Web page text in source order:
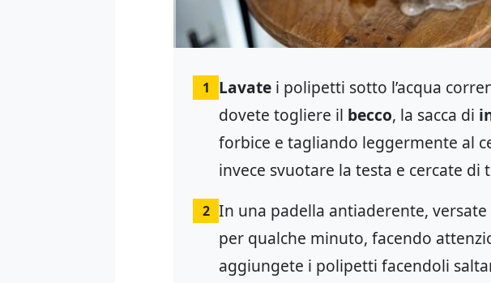
1 Lavate i polipetti sotto l’acqua
dovete togliere il becco, la sacca di
forbice e tagliando leggermente al
invece svuotare la testa e cercate
2 In una padella antiaderente, versate
per qualche minuto, facendo
aggiungete i polipetti facendoli